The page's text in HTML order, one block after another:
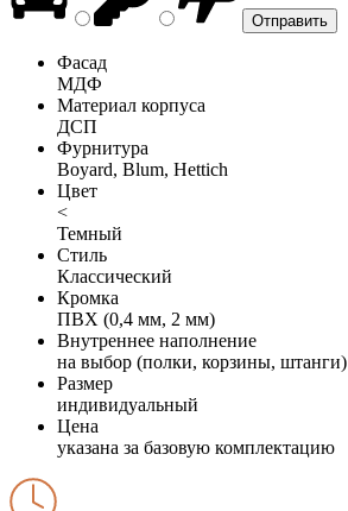
Фасад
МДФ
Материал корпуса
ДСП
Фурнитура
Boyard, Blum, Hettich
Цвет
<
Темный
Стиль
Классический
Кромка
ПВХ (0,4 мм, 2 мм)
Внутреннее наполнение
на выбор (полки, корзины, штанги)
Размер
индивидуальный
Цена
указана за базовую комплектацию